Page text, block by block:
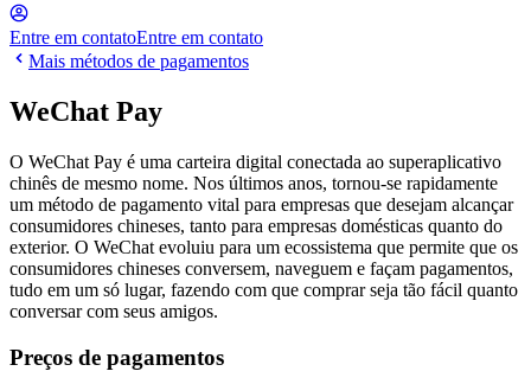
Entre em contatoEntre em contato
Mais métodos de pagamentos
WeChat Pay
O WeChat Pay é uma carteira digital conectada ao superaplicativo
chinês de mesmo nome. Nos últimos anos, tornou-se rapidamente
um método de pagamento vital para empresas que desejam alcançar
consumidores chineses, tanto para empresas domésticas quanto do
exterior. O WeChat evoluiu para um ecossistema que permite que os
consumidores chineses conversem, naveguem e façam pagamentos,
tudo em um só lugar, fazendo com que comprar seja tão fácil quanto
conversar com seus amigos.
Preços de pagamentos